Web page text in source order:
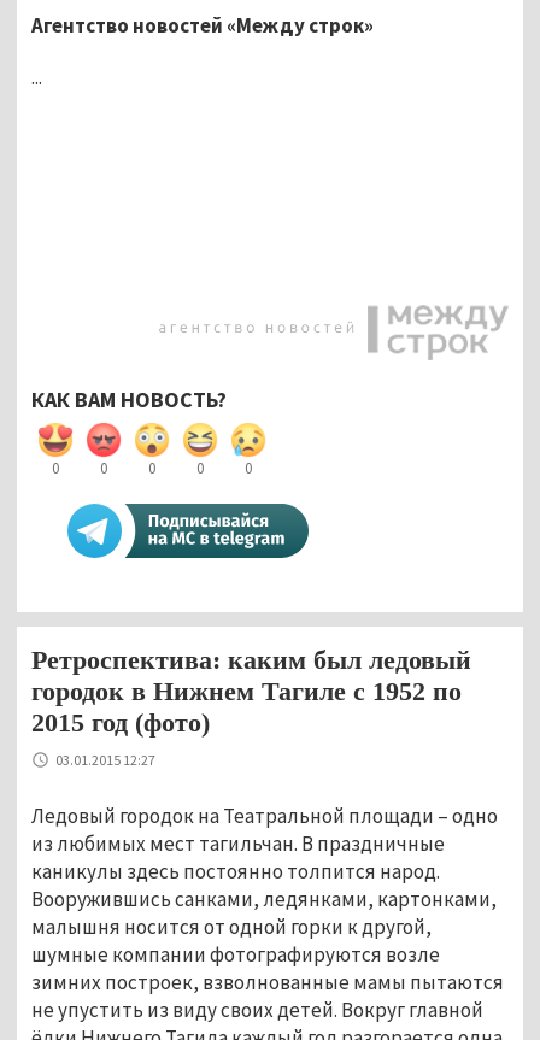
Агентство новостей «Между строк»
...
КАК ВАМ НОВОСТЬ?
0 0 0 0 0
Ретроспектива: каким был ледовый
городок в Нижнем Тагиле с 1952 по
2015 год (фото)
03.01.2015 12:27
Ледовый городок на Театральной площади – одно
из любимых мест тагильчан. В праздничные
каникулы здесь постоянно толпится народ.
Вооружившись санками, ледянками, картонками,
малышня носится от одной горки к другой,
шумные компании фотографируются возле
зимних построек, взволнованные мамы пытаются
не упустить из виду своих детей. Вокруг главной